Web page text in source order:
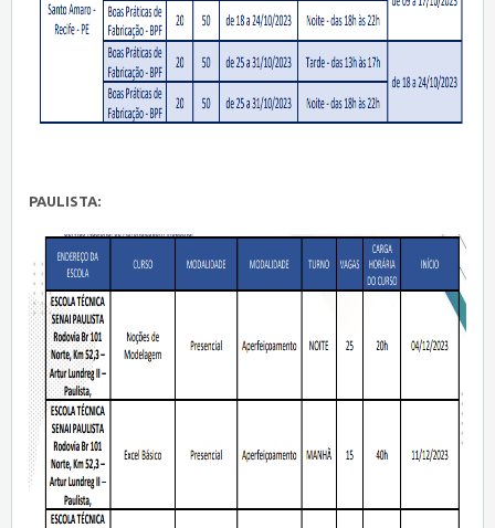
PAULISTA: